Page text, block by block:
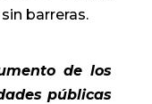
barreras.
de los
públicas